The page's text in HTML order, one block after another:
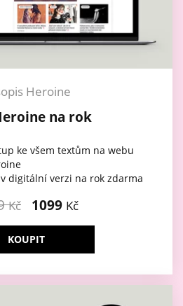
Heroine
na rok
ke všem textům na webu
digitální verzi na rok zdarma
Kč 1099 Kč
KOUPIT